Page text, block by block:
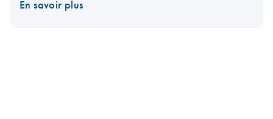
En savoir plus